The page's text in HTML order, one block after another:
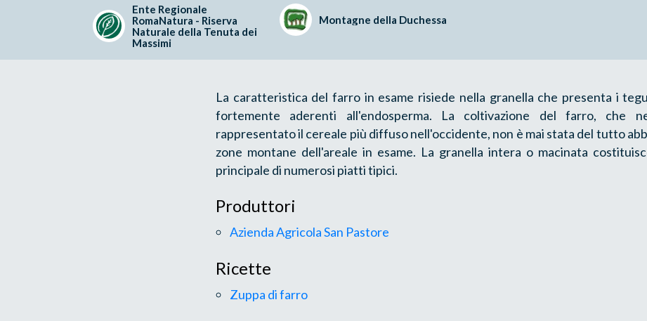
Ente Regionale
RomaNatura - Riserva
Naturale della Tenuta dei
Massimi
Montagne della Duchessa
La caratteristica del farro in esame risiede nella granella che presenta i
fortemente aderenti all'endosperma. La coltivazione del farro, che
rappresentato il cereale più diffuso nell'occidente, non è mai stata del tutto
zone montane dell'areale in esame. La granella intera o macinata
principale di numerosi piatti tipici.
Produttori
Azienda Agricola San Pastore
Ricette
Zuppa di farro